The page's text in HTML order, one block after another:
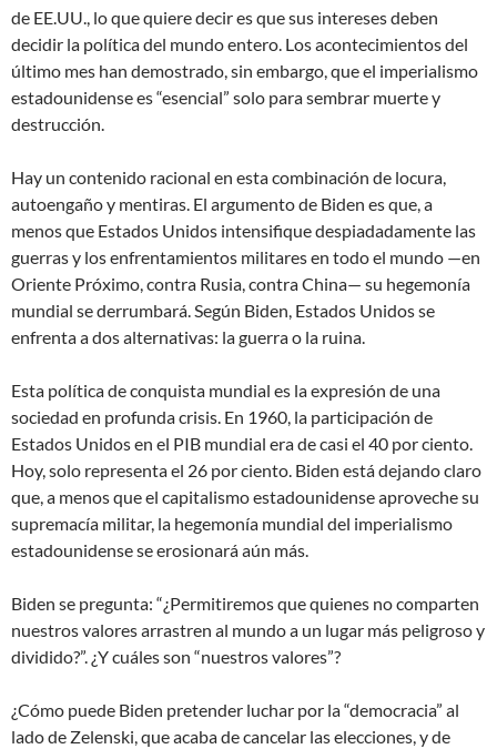
de EE.UU., lo que quiere decir es que sus intereses deben
decidir la política del mundo entero. Los acontecimientos del
último mes han demostrado, sin embargo, que el imperialismo
estadounidense es “esencial” solo para sembrar muerte y
destrucción.
Hay un contenido racional en esta combinación de locura,
autoengaño y mentiras. El argumento de Biden es que, a
menos que Estados Unidos intensifique despiadadamente las
guerras y los enfrentamientos militares en todo el mundo —en
Oriente Próximo, contra Rusia, contra China— su hegemonía
mundial se derrumbará. Según Biden, Estados Unidos se
enfrenta a dos alternativas: la guerra o la ruina.
Esta política de conquista mundial es la expresión de una
sociedad en profunda crisis. En 1960, la participación de
Estados Unidos en el PIB mundial era de casi el 40 por ciento.
Hoy, solo representa el 26 por ciento. Biden está dejando claro
que, a menos que el capitalismo estadounidense aproveche su
supremacía militar, la hegemonía mundial del imperialismo
estadounidense se erosionará aún más.
Biden se pregunta: “¿Permitiremos que quienes no comparten
nuestros valores arrastren al mundo a un lugar más peligroso y
dividido?”. ¿Y cuáles son “nuestros valores”?
¿Cómo puede Biden pretender luchar por la “democracia” al
lado de Zelenski, que acaba de cancelar las elecciones, y de